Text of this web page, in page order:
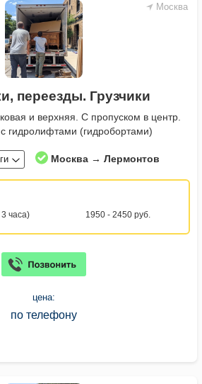
Москва
переезды. Грузчики
и верхняя. С пропуском в центр.
гидролифтами (гидробортами)
Москва → Лермонтов
часа) 1950 - 2450 руб.
цена:
по телефону